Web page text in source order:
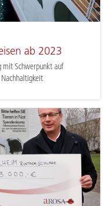
ab 2023
mit Schwerpunkt auf